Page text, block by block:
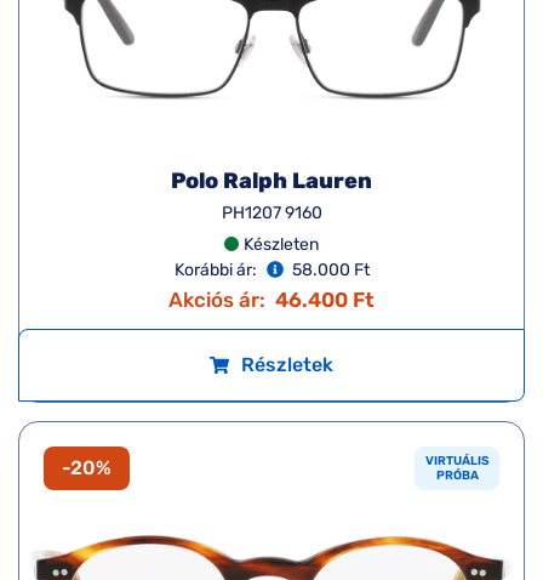
Polo Ralph Lauren
PH1207 9160
Készleten
Korábbi ár:
58.000 Ft
Akciós ár: 46.400 Ft
Részletek
-20%
VIRTUÁLIS
PRÓBA